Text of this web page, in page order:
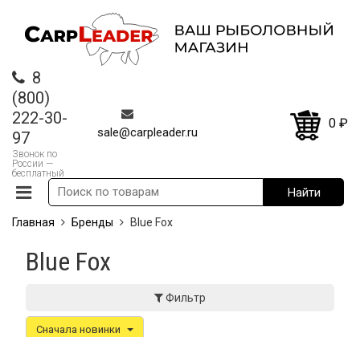
8
(800)
222-30-
97
Звонок по
России —
бесплатный
sale@carpleader.ru
0 ₽
Главная Бренды Blue Fox
Blue Fox
Фильтр
Сначала новинки